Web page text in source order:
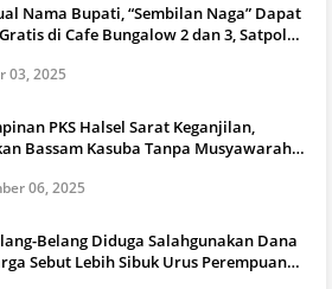
Nama Bupati, “Sembilan Naga” Dapat
di Cafe Bungalow 2 dan 3, Satpol
03, 2025
PKS Halsel Sarat Keganjilan,
Bassam Kasuba Tanpa Musyawarah
06, 2025
Belang Diduga Salahgunakan Dana
Sebut Lebih Sibuk Urus Perempuan